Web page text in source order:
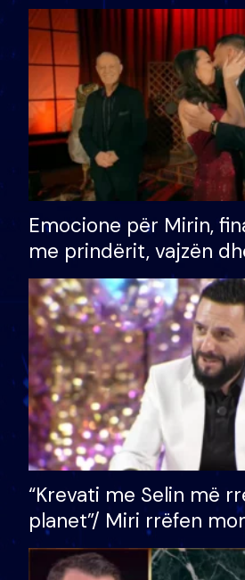
shtëpinë dhe humb
të fituar çmimin e
Emocione për Mirin,
me prindërit, vajzën
bashkëshorten:
divorci apo jo?
“Krevati me Selin më
planet”/ Miri rrëfen
bukura në shtëpinë e
mungojë zilja e